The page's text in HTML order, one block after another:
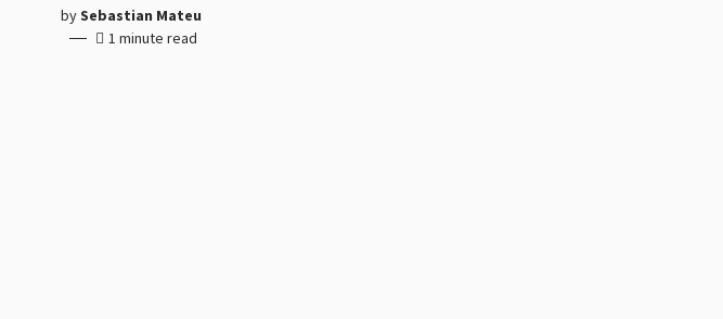
bySebastian Mateu
1 minute read